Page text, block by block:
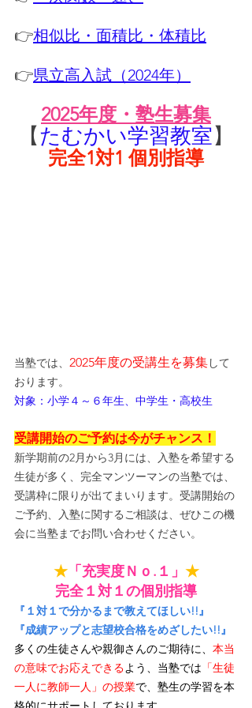
👉相似比・面積比・体積比
👉県立高入試（2024年）
2025年度・塾生募集
【たむかい学習教室】
完全1対1 個別指導
当塾では、 2025年度の受講生を募集して
おります。
対象：小学４～６年生、中学生・高校生
受講開始のご予約は今がチャンス！
新学期前の2月から3月には、入塾を希望する
生徒が多く、完全マンツーマンの当塾では、
受講枠に限りが出てまいります。受講開始の
ご予約、入塾に関するご相談は、ぜひこの機
会に当塾までお問い合わせください。
★「充実度Ｎｏ.１」 ★
完全１対１の個別指導
『１対１で分かるまで教えてほしい!!』
『成績アップと志望校合格をめざしたい!!』
多くの生徒さんや親御さんのご期待に、 本当
の意味でお応えできるよう、当塾では 「生徒
一人に教師一人」の授業で、塾生の学習を本